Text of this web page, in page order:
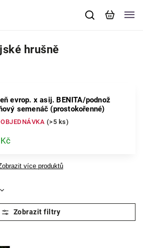
hrušně
evrop. x asij. BENITA/podnož
semenáč (prostokořenné)
(>5 ks)
více produktů